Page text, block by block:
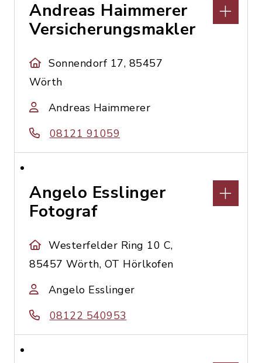
Andreas Haimmerer
Versicherungsmakler
Sonnendorf 17, 85457
Wörth
Andreas Haimmerer
08121 91059
Angelo Esslinger
Fotograf
Westerfelder Ring 10 C,
85457 Wörth, OT Hörlkofen
Angelo Esslinger
08122 540953